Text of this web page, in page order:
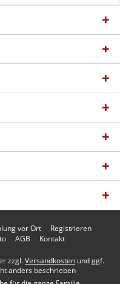
vor Ort
Registrieren
AGB Kontakt
zzgl.Versandkosten und ggf.
anders beschrieben